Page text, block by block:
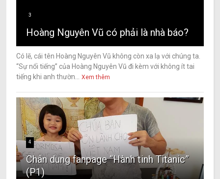
3
Hoàng Nguyên Vũ có phải là nhà báo?
Có lẽ, cái tên Hoàng Nguyên Vũ không còn xa lạ với chúng ta.
“Sự nổi tiếng” của Hoàng Nguyên Vũ đi kèm với không ít tai
tiếng khi anh thườn...
Xem thêm
4
Chân dung fanpage “Hành tinh Titanic”
(P1)